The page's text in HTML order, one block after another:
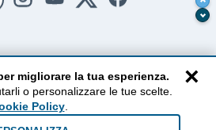
• Testi e pensieri tra terra e cielo
×
migliorare la tua esperienza.
o personalizzare le tue scelte.
Policy.